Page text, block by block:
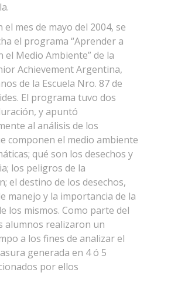
mes de mayo del 2004, se
el programa “Aprender a
el Medio Ambiente” de la
Achievement Argentina,
de la Escuela Nro. 87 de
El programa tuvo dos
y apuntó
al análisis de los
componen el medio ambiente
qué son los desechos y
los peligros de la
el destino de los desechos,
manejo y la importancia de la
los mismos. Como parte del
alumnos realizaron un
a los fines de analizar el
generada en 4 ó 5
por ellos